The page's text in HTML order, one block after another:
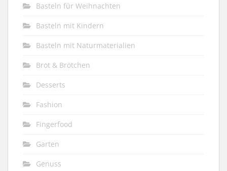
Basteln für Weihnachten
Basteln mit Kindern
Basteln mit Naturmaterialien
Brot & Brötchen
Desserts
Fashion
Fingerfood
Garten
Genuss